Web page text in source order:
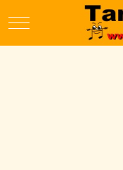
Mobile Menu Toggle